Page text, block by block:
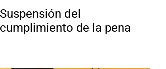
Suspensión del
cumplimiento de la pena